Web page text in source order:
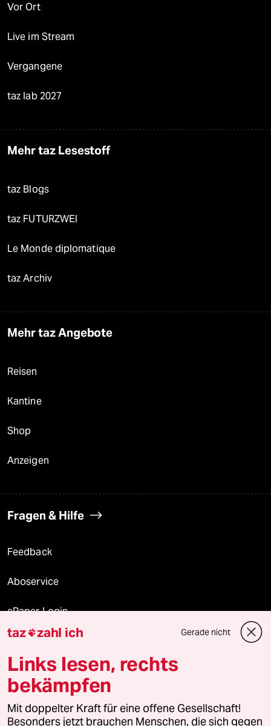
Vor Ort
Live im Stream
Vergangene
taz lab 2027
Mehr taz Lesestoff
taz Blogs
taz FUTURZWEI
Le Monde diplomatique
taz Archiv
Mehr taz Angebote
Reisen
Kantine
Shop
Anzeigen
Fragen & Hilfe
Feedback
Aboservice
ePaper Login
Downloads für Abonnierende
© 2026 taz Verlags und Vertriebs GmbH
Alle Rechte vorbehalten. Bei rechtlichen Fragen oder für Genehmigungen
wenden Sie sich bitte an
lizenzen@taz.de
taz zahl ich Gerade nicht
Links lesen, rechts
bekämpfen
Mit doppelter Kraft für eine offene Gesellschaft!
Besonders jetzt brauchen Menschen, die sich gegen